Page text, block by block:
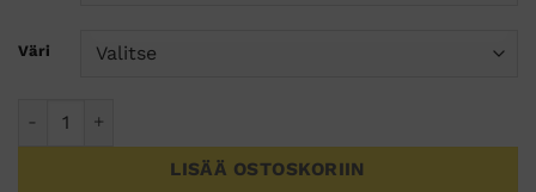
Väri
LISÄÄ OSTOSKORIIN